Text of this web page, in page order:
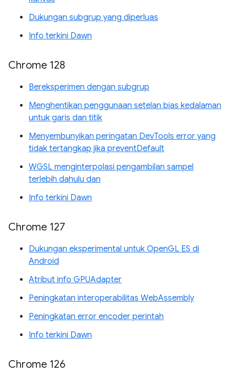
Dukungan subgrup yang diperluas
Info terkini Dawn
Chrome 128
Bereksperimen dengan subgrup
Menghentikan penggunaan setelan bias kedalaman
untuk garis dan titik
Menyembunyikan peringatan DevTools error yang
tidak tertangkap jika preventDefault
WGSL menginterpolasi pengambilan sampel
terlebih dahulu dan
Info terkini Dawn
Chrome 127
Dukungan eksperimental untuk OpenGL ES di
Android
Atribut info GPUAdapter
Peningkatan interoperabilitas WebAssembly
Peningkatan error encoder perintah
Info terkini Dawn
Chrome 126